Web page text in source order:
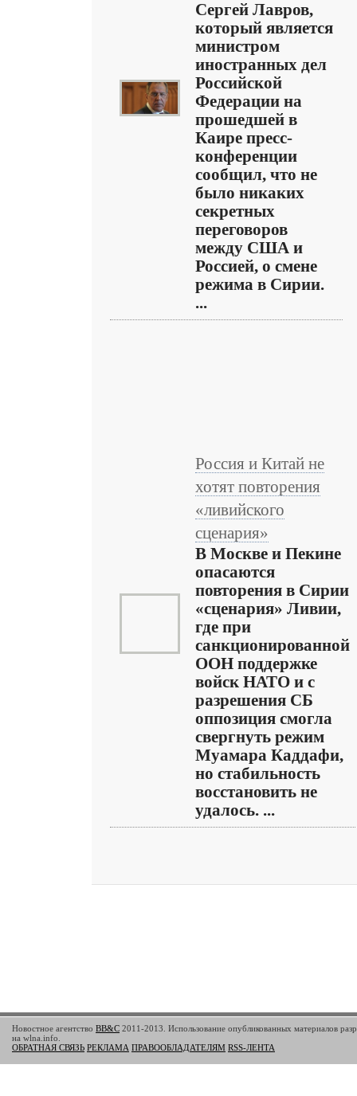
Сергей Лавров,
который является
министром
иностранных дел
Российской
Федерации на
прошедшей в
Каире пресс-
конференции
сообщил, что не
было никаких
секретных
переговоров
между США и
Россией, о смене
режима в Сирии.
...
Россия и Китай не
хотят повторения
«ливийского
сценария»
В Москве и Пекине
опасаются
повторения в Сирии
«сценария» Ливии,
где при
санкционированной
ООН поддержке
войск НАТО и с
разрешения СБ
оппозиция смогла
свергнуть режим
Муамара Каддафи,
но стабильность
восстановить не
удалось. ...
Новостное агентство BB&C 2011-2013. Использование опубликованных материалов
на wlna.info.
ОБРАТНАЯ СВЯЗЬ РЕКЛАМА ПРАВООБЛАДАТЕЛЯМ RSS-ЛЕНТА